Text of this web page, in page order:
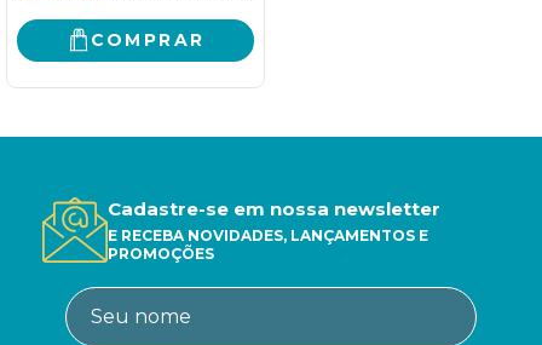
COMPRAR
Cadastre-se em nossa newsletter
E RECEBA NOVIDADES, LANÇAMENTOS E
PROMOÇÕES